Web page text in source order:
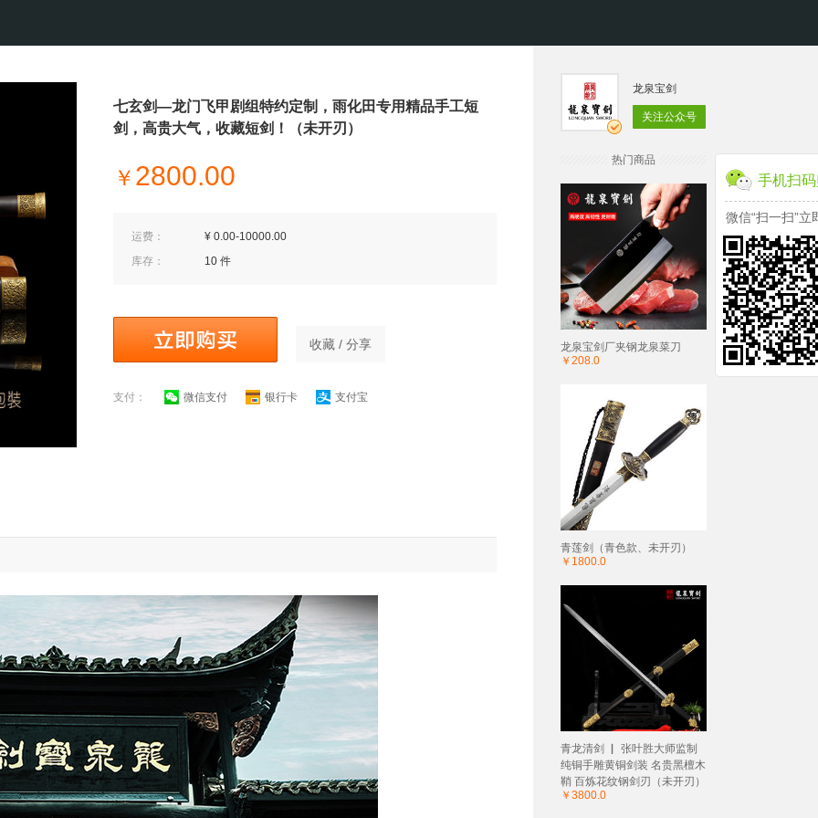
七玄剑—龙门飞甲剧组特约定制，雨化田专用精品手工短
剑，高贵大气，收藏短剑！（未开刃）
￥ 2800.00
运费：
¥ 0.00-10000.00
库存：
10 件
收藏 / 分享
支付： 微信支付 银行卡 支付宝
龙泉宝剑
关注公众号
热门商品
龙泉宝剑厂夹钢龙泉菜刀
￥208.0
青莲剑（青色款、未开刃）
￥1800.0
青龙清剑 ▏ 张叶胜大师监制
纯铜手雕黄铜剑装 名贵黑檀木
鞘 百炼花纹钢剑刃（未开刃）
￥3800.0
手机扫
微信“扫一扫”立